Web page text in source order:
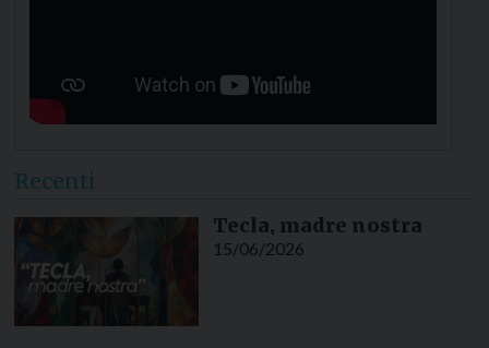
Recenti
Tecla, madre nostra
15/06/2026